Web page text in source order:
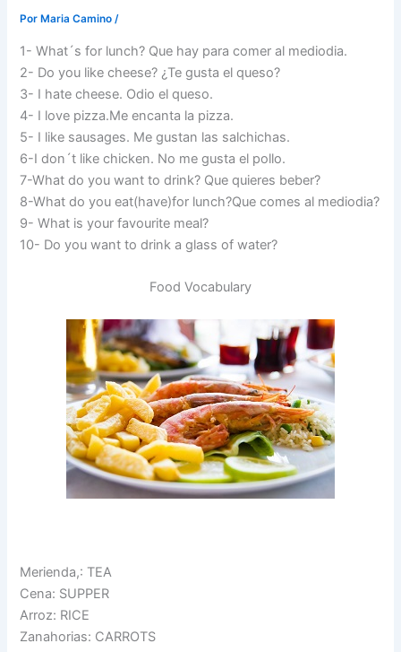
Por Maria Camino/
1- What´s for lunch? Que hay para comer al mediodia.
2- Do you like cheese? ¿Te gusta el queso?
3- I hate cheese. Odio el queso.
4- I love pizza.Me encanta la pizza.
5- I like sausages. Me gustan las salchichas.
6-I don´t like chicken. No me gusta el pollo.
7-What do you want to drink? Que quieres beber?
8-What do you eat(have)for lunch?Que comes al mediodia?
9- What is your favourite meal?
10- Do you want to drink a glass of water?
Food Vocabulary
Merienda,: TEA
Cena: SUPPER
Arroz: RICE
Zanahorias: CARROTS